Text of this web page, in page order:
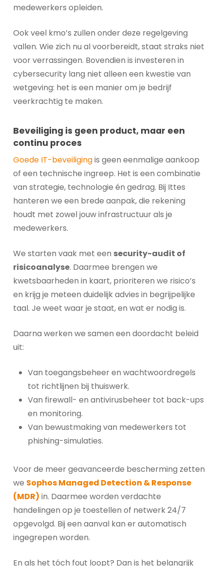
medewerkers opleiden.
Ook veel kmo’s zullen onder deze regelgeving
vallen. Wie zich nu al voorbereidt, staat straks niet
voor verrassingen. Bovendien is investeren in
cybersecurity lang niet alleen een kwestie van
wetgeving: het is een manier om je bedrijf
veerkrachtig te maken.
Beveiliging is geen product, maar een
continu proces
Goede IT-beveiligingis geen eenmalige aankoop
of een technische ingreep. Het is een combinatie
van strategie, technologie én gedrag. Bij Ittes
hanteren we een brede aanpak, die rekening
houdt met zowel jouw infrastructuur als je
medewerkers.
We starten vaak met een security-audit of
risicoanalyse. Daarmee brengen we
kwetsbaarheden in kaart, prioriteren we risico’s
en krijg je meteen duidelijk advies in begrijpelijke
taal. Je weet waar je staat, en wat er nodig is.
Daarna werken we samen een doordacht beleid
uit:
Van toegangsbeheer en wachtwoordregels
tot richtlijnen bij thuiswerk.
Van firewall- en antivirusbeheer tot back-ups
en monitoring.
Van bewustmaking van medewerkers tot
phishing-simulaties.
Voor de meer geavanceerde bescherming zetten
we Sophos Managed Detection & Response
(MDR) in. Daarmee worden verdachte
handelingen op je toestellen of netwerk 24/7
opgevolgd. Bij een aanval kan er automatisch
ingegrepen worden.
En als het tóch fout loopt? Dan is het belangrijk